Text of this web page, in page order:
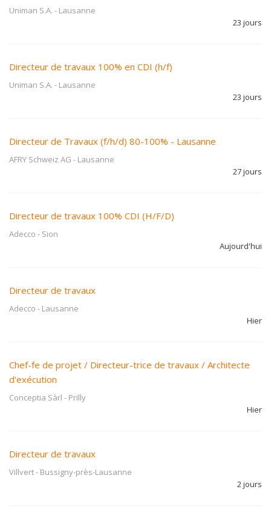
Uniman S.A. - Lausanne
23 jours
Directeur de travaux 100% en CDI (h/f)
Uniman S.A. - Lausanne
23 jours
Directeur de Travaux (f/h/d) 80-100% - Lausanne
AFRY Schweiz AG - Lausanne
27 jours
Directeur de travaux 100% CDI (H/F/D)
Adecco - Sion
Aujourd'hui
Directeur de travaux
Adecco - Lausanne
Hier
Chef-fe de projet / Directeur-trice de travaux / Architecte
d'exécution
Conceptia Sàrl - Prilly
Hier
Directeur de travaux
Villvert- Bussigny-près-Lausanne
2 jours